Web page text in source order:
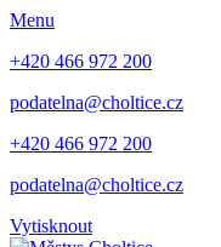
Menu
+420 466 972 200
podatelna@choltice.cz
+420 466 972 200
podatelna@choltice.cz
Vytisknout